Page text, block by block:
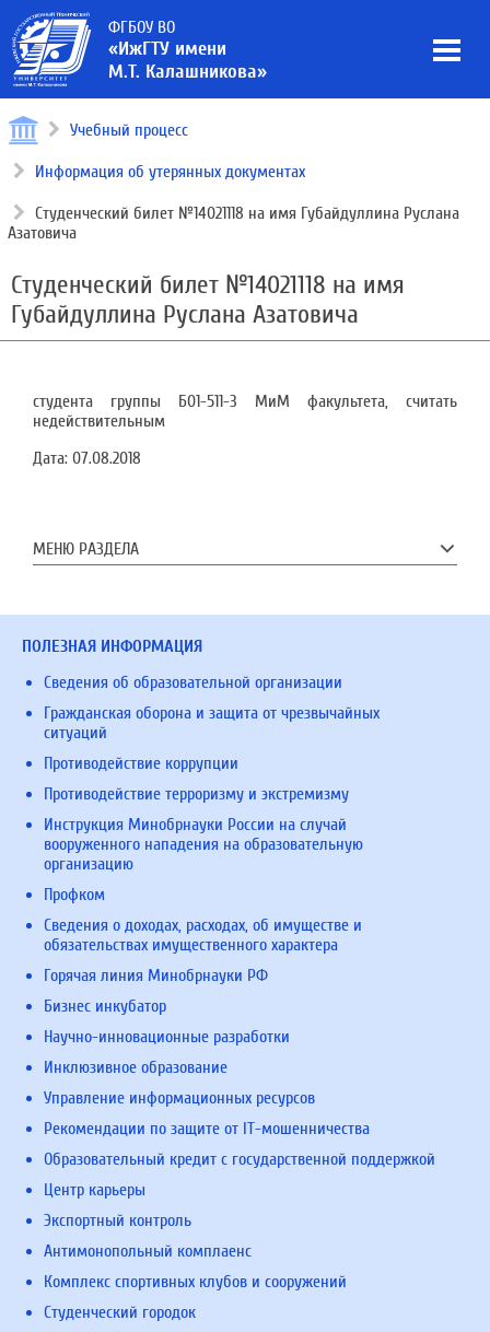
ФГБОУ ВО
«ИжГТУ имени
М.Т. Калашникова»
Учебный процесс
Информация об утерянных документах
Студенческий билет №14021118 на имя Губайдуллина Руслана
Азатовича
Студенческий билет №14021118 на имя
Губайдуллина Руслана Азатовича
студента группы Б01-511-3 МиМ факультета, считать
недействительным
Дата: 07.08.2018
МЕНЮ РАЗДЕЛА
ПОЛЕЗНАЯ ИНФОРМАЦИЯ
Сведения об образовательной организации
Гражданская оборона и защита от чрезвычайных
ситуаций
Противодействие коррупции
Противодействие терроризму и экстремизму
Инструкция Минобрнауки России на случай
вооруженного нападения на образовательную
организацию
Профком
Сведения о доходах, расходах, об имуществе и
обязательствах имущественного характера
Горячая линия Минобрнауки РФ
Бизнес инкубатор
Научно-инновационные разработки
Инклюзивное образование
Управление информационных ресурсов
Рекомендации по защите от IT-мошенничества
Образовательный кредит с государственной поддержкой
Центр карьеры
Экспортный контроль
Антимонопольный комплаенс
Комплекс спортивных клубов и сооружений
Студенческий городок